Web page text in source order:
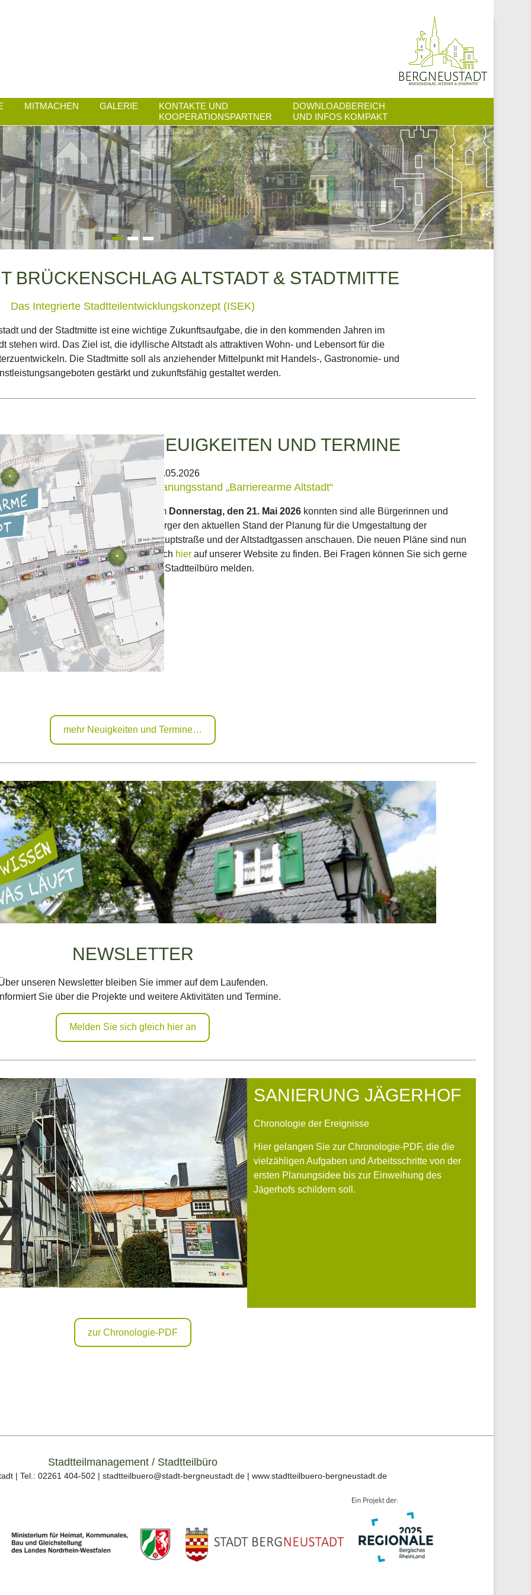
MITMACHEN GALERIE
KONTAKTE UND
KOOPERATIONSPARTNER
DOWNLOADBEREICH
UND INFOS KOMPAKT
BRÜCKENSCHLAG ALTSTADT & STADTMITTE
Das Integrierte Stadtteilentwicklungskonzept (ISEK)
und der Stadtmitte ist eine wichtige Zukunftsaufgabe, die in den kommenden Jahren im
stehen wird. Das Ziel ist, die idyllische Altstadt als attraktiven Wohn- und Lebensort für die
Die Stadtmitte soll als anziehender Mittelpunkt mit Handels-, Gastronomie- und
gestärkt und zukunftsfähig gestaltet werden.
NEUIGKEITEN UND TERMINE
21.05.2026
Planungsstand „Barrierearme Altstadt“
Am Donnerstag, den 21. Mai 2026konnten sind alle Bürgerinnen und
Bürger den aktuellen Stand der Planung für die Umgestaltung der
Hauptstraße und der Altstadtgassen anschauen. Die neuen Pläne sind nun
auch hierauf unserer Website zu finden. Bei Fragen können Sie sich gerne
im Stadtteilbüro melden.
mehr Neuigkeiten und Termine…
NEWSLETTER
unseren Newsletter bleiben Sie immer auf dem Laufenden.
Sie über die Projekte und weitere Aktivitäten und Termine.
Melden Sie sich gleich hier an
SANIERUNG JÄGERHOF
Chronologie der Ereignisse
Hier gelangen Sie zur Chronologie-PDF, die die
vielzähligen Aufgaben und Arbeitsschritte von der
ersten Planungsidee bis zur Einweihung des
Jägerhofs schildern soll.
zur Chronologie-PDF
Stadtteilmanagement / Stadtteilbüro
| Tel.: 02261 404-502 | stadtteilbuero@stadt-bergneustadt.de | www.stadtteilbuero-bergneustadt.de